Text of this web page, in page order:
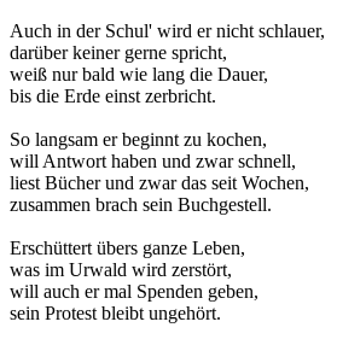
Auch in der Schul' wird er nicht schlauer,
darüber keiner gerne spricht,
weiß nur bald wie lang die Dauer,
bis die Erde einst zerbricht.
So langsam er beginnt zu kochen,
will Antwort haben und zwar schnell,
liest Bücher und zwar das seit Wochen,
zusammen brach sein Buchgestell.
Erschüttert übers ganze Leben,
was im Urwald wird zerstört,
will auch er mal Spenden geben,
sein Protest bleibt ungehört.